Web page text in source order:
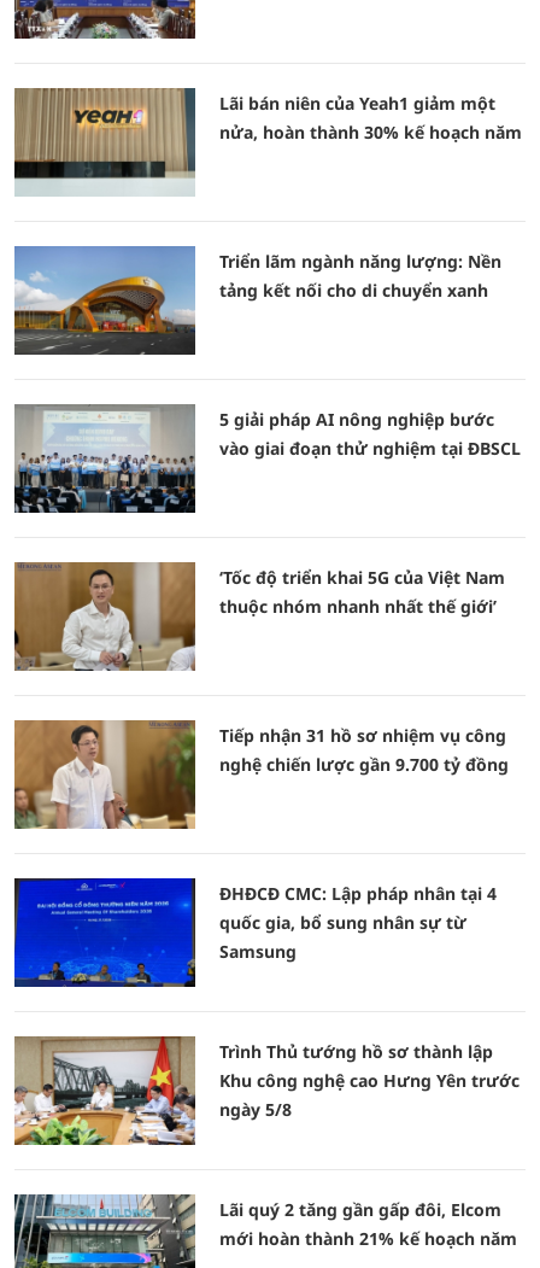
Lãi bán niên của Yeah1 giảm một
nửa, hoàn thành 30% kế hoạch năm
Triển lãm ngành năng lượng: Nền
tảng kết nối cho di chuyển xanh
5 giải pháp AI nông nghiệp bước
vào giai đoạn thử nghiệm tại ĐBSCL
‘Tốc độ triển khai 5G của Việt Nam
thuộc nhóm nhanh nhất thế giới’
Tiếp nhận 31 hồ sơ nhiệm vụ công
nghệ chiến lược gần 9.700 tỷ đồng
ĐHĐCĐ CMC: Lập pháp nhân tại 4
quốc gia, bổ sung nhân sự từ
Samsung
Trình Thủ tướng hồ sơ thành lập
Khu công nghệ cao Hưng Yên trước
ngày 5/8
Lãi quý 2 tăng gần gấp đôi, Elcom
mới hoàn thành 21% kế hoạch năm